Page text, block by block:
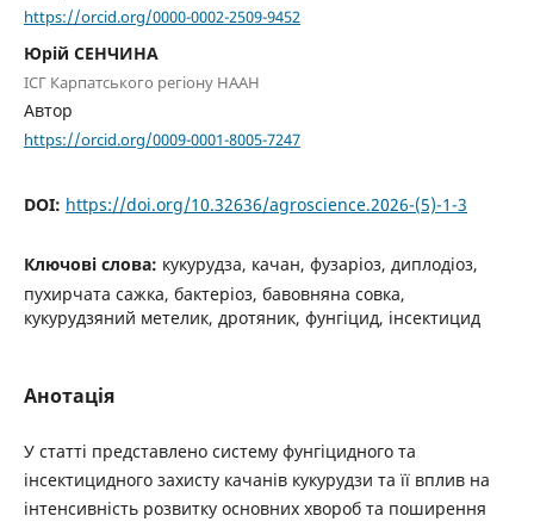
https://orcid.org/0000-0002-2509-9452
Юрій СЕНЧИНА
ІСГ Карпатського регіону НААН
Автор
https://orcid.org/0009-0001-8005-7247
DOI: https://doi.org/10.32636/agroscience.2026-(5)-1-3
Ключові слова: кукурудза, качан, фузаріоз, диплодіоз,
пухирчата сажка, бактеріоз, бавовняна совка,
кукурудзяний метелик, дротяник, фунгіцид, інсектицид
Анотація
У статті представлено систему фунгіцидного та
інсектицидного захисту качанів кукурудзи та її вплив на
інтенсивність розвитку основних хвороб та поширення